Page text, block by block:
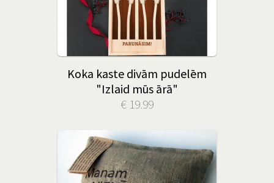
Koka kaste divām pudelēm
"Izlaid mūs ārā"
€ 19.99